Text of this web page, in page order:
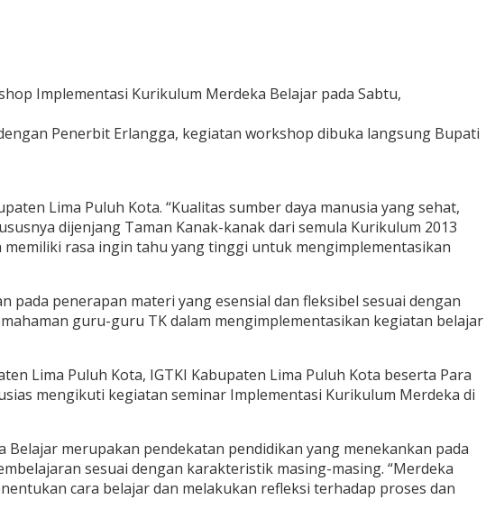
Implementasi Kurikulum Merdeka Belajar pada Sabtu,
Penerbit Erlangga, kegiatan workshop dibuka langsung Bupati
Lima Puluh Kota. “Kualitas sumber daya manusia yang sehat,
dijenjang Taman Kanak-kanak dari semula Kurikulum 2013
rasa ingin tahu yang tinggi untuk mengimplementasikan
penerapan materi yang esensial dan fleksibel sesuai dengan
guru-guru TK dalam mengimplementasikan kegiatan belajar
Lima Puluh Kota, IGTKI Kabupaten Lima Puluh Kota beserta Para
mengikuti kegiatan seminar Implementasi Kurikulum Merdeka di
merupakan pendekatan pendidikan yang menekankan pada
sesuai dengan karakteristik masing-masing. “Merdeka
cara belajar dan melakukan refleksi terhadap proses dan